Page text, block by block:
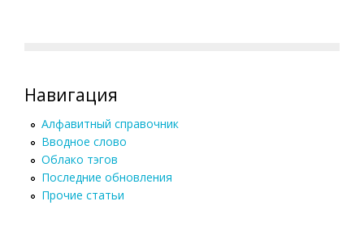
Навигация
Алфавитный справочник
Вводное слово
Облако тэгов
Последние обновления
Прочие статьи